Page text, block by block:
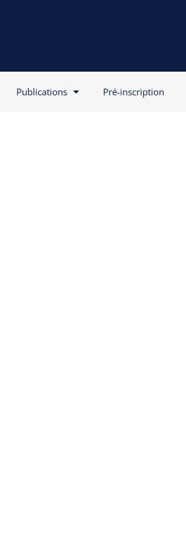
Publications Pré-inscription